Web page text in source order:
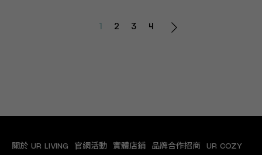
1 2 3 4
關於 UR LIVING 官網活動 實體店鋪 品牌合作招商 UR COZY